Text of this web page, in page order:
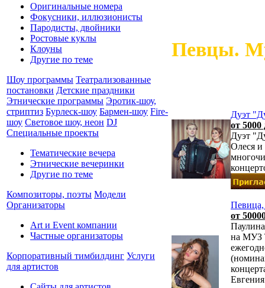
Оригинальные номера
Фокусники, иллюзионисты
Пародисты, двойники
Ростовые куклы
Клоуны
Другие по теме
Шоу программы Театрализованные
постановки Детские праздники
Этнические программы Эротик-шоу,
стриптиз Бурлеск-шоу Бармен-шоу Fire-
шоу Световое шоу, неон DJ
Специальные проекты
Тематические вечера
Этнические вечеринки
Другие по теме
Композиторы, поэты Модели
Организаторы
Art и Event компании
Частные организаторы
Корпоративный тимбилдинг Услуги
для артистов
Певцы.
Дуэт
от 5000
Дуэт
Олеся и
Певица,
от
на МУЗ